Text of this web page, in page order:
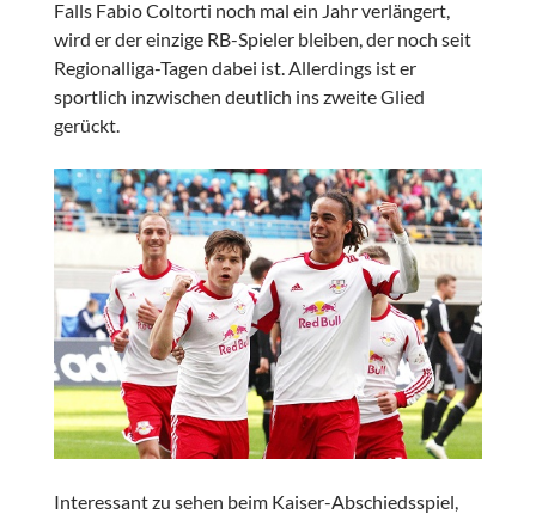
Falls Fabio Coltorti noch mal ein Jahr verlängert,
wird er der einzige RB-Spieler bleiben, der noch seit
Regionalliga-Tagen dabei ist. Allerdings ist er
sportlich inzwischen deutlich ins zweite Glied
gerückt.
Interessant zu sehen beim Kaiser-Abschiedsspiel,